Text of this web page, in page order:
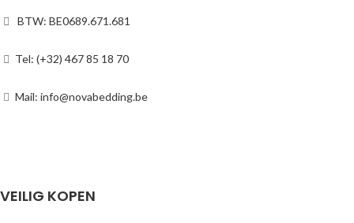
BTW: BE0689.671.681
Tel: (+32) 467 85 18 70
Mail: info@novabedding.be
VEILIG KOPEN